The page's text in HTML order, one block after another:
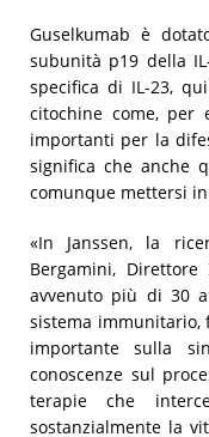
Guselkumab è
subunità p19 della
specifica di IL-23,
citochine come, per
importanti per la
significa che anche
comunque mettersi
«In Janssen, la
Bergamini, Direttore
avvenuto più di 30
sistema immunitario,
importante sulla
conoscenze sul
terapie che
sostanzialmente la